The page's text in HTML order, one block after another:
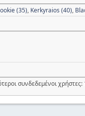
(35), Kerkyraios (40),
συνδεδεμένοι